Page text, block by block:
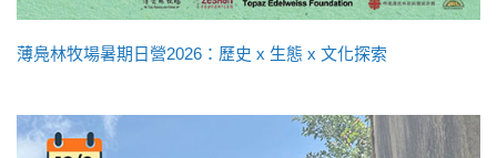
薄鳧林牧場暑期日營2026：歷史 x 生態 x 文化探索